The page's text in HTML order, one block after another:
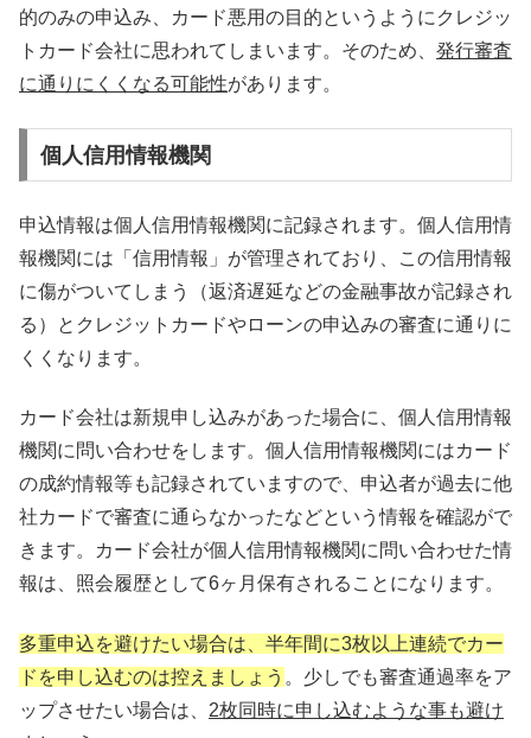
的のみの申込み、カード悪用の目的というようにクレジッ
トカード会社に思われてしまいます。そのため、 発行審査
に通りにくくなる可能性があります。
個人信用情報機関
申込情報は個人信用情報機関に記録されます。個人信用情
報機関には「信用情報」が管理されており、この信用情報
に傷がついてしまう（返済遅延などの金融事故が記録され
る）とクレジットカードやローンの申込みの審査に通りに
くくなります。
カード会社は新規申し込みがあった場合に、個人信用情報
機関に問い合わせをします。個人信用情報機関にはカード
の成約情報等も記録されていますので、申込者が過去に他
社カードで審査に通らなかったなどという情報を確認がで
きます。カード会社が個人信用情報機関に問い合わせた情
報は、照会履歴として6ヶ月保有されることになります。
多重申込を避けたい場合は、半年間に3枚以上連続でカー
ドを申し込むのは控えましょう 。少しでも審査通過率をア
ップさせたい場合は、 2枚同時に申し込むような事も避け